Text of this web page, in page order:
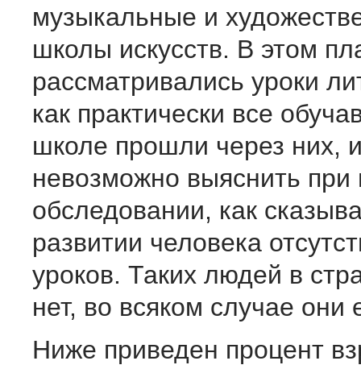
музыкальные и
школы искусств. В этом
рассматривались уроки
как практически все
школе прошли через них,
невозможно выяснить
обследовании, как
развитии человека
уроков. Таких людей в
нет, во всяком случае они
Ниже приведен процент